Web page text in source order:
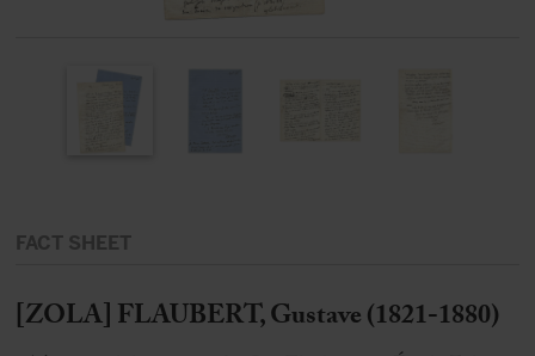
FACT SHEET
[ZOLA] FLAUBERT, Gustave (1821-1880)